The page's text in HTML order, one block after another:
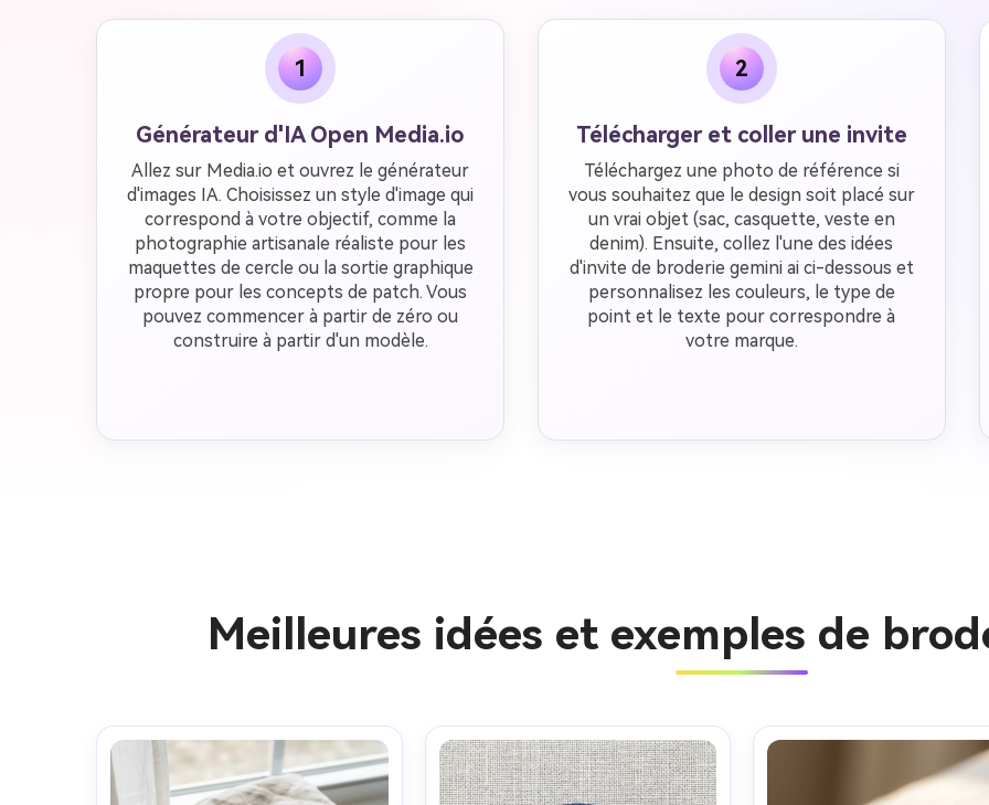
1
Générateur d'IA Open Media.io
Allez sur Media.io et ouvrez le générateur
d'images IA. Choisissez un style d'image qui
correspond à votre objectif, comme la
photographie artisanale réaliste pour les
maquettes de cercle ou la sortie graphique
propre pour les concepts de patch. Vous
pouvez commencer à partir de zéro ou
construire à partir d'un modèle.
2
Télécharger et coller une invite
Téléchargez une photo de référence si
vous souhaitez que le design soit placé sur
un vrai objet (sac, casquette, veste en
denim). Ensuite, collez l'une des idées
d'invite de broderie gemini ai ci-dessous et
personnalisez les couleurs, le type de
point et le texte pour correspondre à
votre marque.
Meilleures idées et exemples de